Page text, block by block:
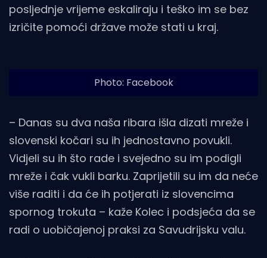
posljednje vrijeme eskaliraju i teško im se bez
izričite pomoći države može stati u kraj.
Photo: Facebook
– Danas su dva naša ribara išla dizati mreže i
slovenski kočari su ih jednostavno povukli.
Vidjeli su ih što rade i svejedno su im podigli
mreže i čak vukli barku. Zaprijetili su im da neće
više raditi i da će ih potjerati iz slovencima
spornog trokuta – kaže Kolec i podsjeća da se
radi o uobičajenoj praksi za Savudrijsku valu.